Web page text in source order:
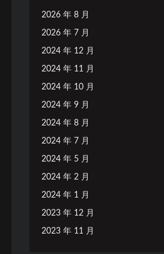
2026 年 8 月
2026 年 7 月
2024 年 12 月
2024 年 11 月
2024 年 10 月
2024 年 9 月
2024 年 8 月
2024 年 7 月
2024 年 5 月
2024 年 2 月
2024 年 1 月
2023 年 12 月
2023 年 11 月